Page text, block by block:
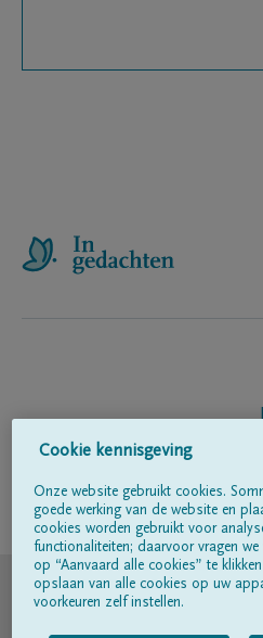
Volg ons op
©
Cookie kennisgeving
Onze website gebruikt cookies.
goede werking van de website en
cookies worden gebruikt voor
functionaliteiten; daarvoor vragen
op “Aanvaard alle cookies” te
opslaan van alle cookies op uw
voorkeuren zelf instellen.